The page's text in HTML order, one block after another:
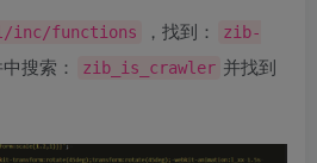
inc/functions
，找到：
zib-
搜索： zib_is_crawler 并找到